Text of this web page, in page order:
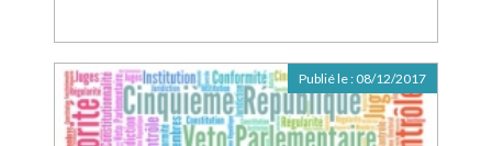
Publié le : 08/12/2017